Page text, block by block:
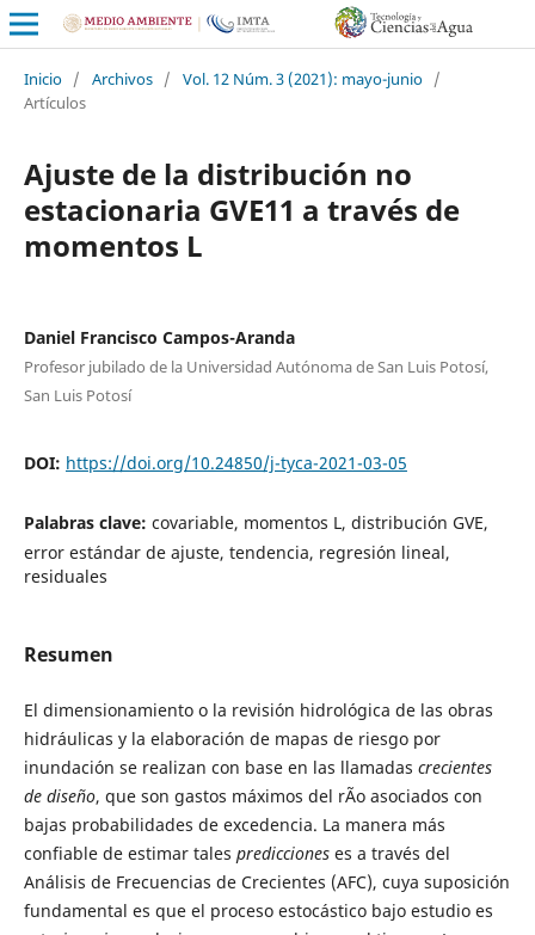
Inicio / Archivos / Vol. 12 Núm. 3 (2021): mayo-junio /
Artículos
Ajuste de la distribución no
estacionaria GVE11 a través de
momentos L
Daniel Francisco Campos-Aranda
Profesor jubilado de la Universidad Autónoma de San Luis Potosí,
San Luis Potosí
DOI: https://doi.org/10.24850/j-tyca-2021-03-05
Palabras clave: covariable, momentos L, distribución GVE,
error estándar de ajuste, tendencia, regresión lineal,
residuales
Resumen
El dimensionamiento o la revisión hidrológica de las obras
hidráulicas y la elaboración de mapas de riesgo por
inundación se realizan con base en las llamadas crecientes
de diseño, que son gastos máximos del rÃ­o asociados con
bajas probabilidades de excedencia. La manera más
confiable de estimar tales prediccioneses a través del
Análisis de Frecuencias de Crecientes (AFC), cuya suposición
fundamental es que el proceso estocástico bajo estudio es